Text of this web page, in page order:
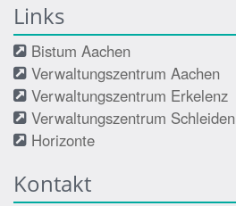
Links
Bistum Aachen
Verwaltungszentrum Aachen
Verwaltungszentrum Erkelenz
Verwaltungszentrum Schleiden
Horizonte
Kontakt